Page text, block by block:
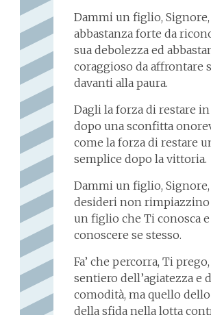
Dammi un figlio, Signore,
abbastanza forte da
sua debolezza ed
coraggioso da affrontare
davanti alla paura.
Dagli la forza di restare
dopo una sconfitta
come la forza di restare
semplice dopo la vittoria.
Dammi un figlio,
desideri non rimpiazzino
un figlio che Ti conosca e
conoscere se stesso.
Fa’ che percorra, Ti
sentiero dell’agiatezza e
comodità, ma quello
della sfida nella lotta